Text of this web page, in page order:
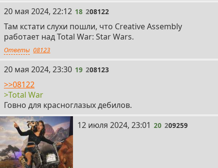
18
20 мая 2024, 22:12 18 208122
Там кстати слухи пошли, что Creative Assembly
работает над Total War: Star Wars.
Ответы 08123
19
20 мая 2024, 23:30 19 208123
>>08122
>Total War
Говно для красноглазых дебилов.
20
12 июля 2024, 23:01 20 209259